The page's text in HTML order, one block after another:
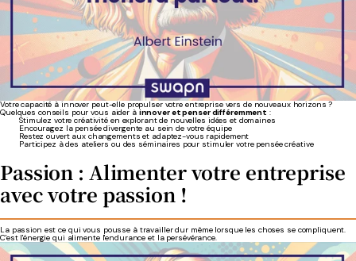
Votre capacité à innover peut-elle propulser votre entreprise vers de nouveaux horizons ?
Quelques conseils pour vous aider à innover et penser différemment :
Stimulez votre créativité en explorant de nouvelles idées et domaines
Encouragez la pensée divergente au sein de votre équipe
Restez ouvert aux changements et adaptez-vous rapidement
Participez à des ateliers ou des séminaires pour stimuler votre pensée créative
Passion : Alimenter votre entreprise
avec votre passion !
La passion est ce qui vous pousse à travailler dur même lorsque les choses se compliquent.
C'est l'énergie qui alimente l'endurance et la persévérance.